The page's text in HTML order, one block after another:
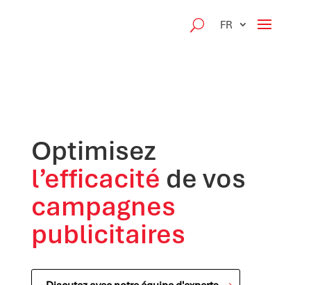
FR
Optimisez
l’efficacité de vos
campagnes
publicitaires